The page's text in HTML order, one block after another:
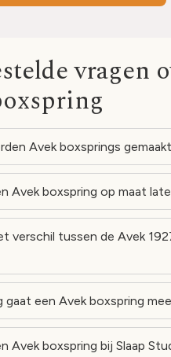
vragen
Avek boxsprings
Avek boxspring op maat
verschil tussen de Avek
gaat een Avek boxspring
Avek boxspring bij Slaap